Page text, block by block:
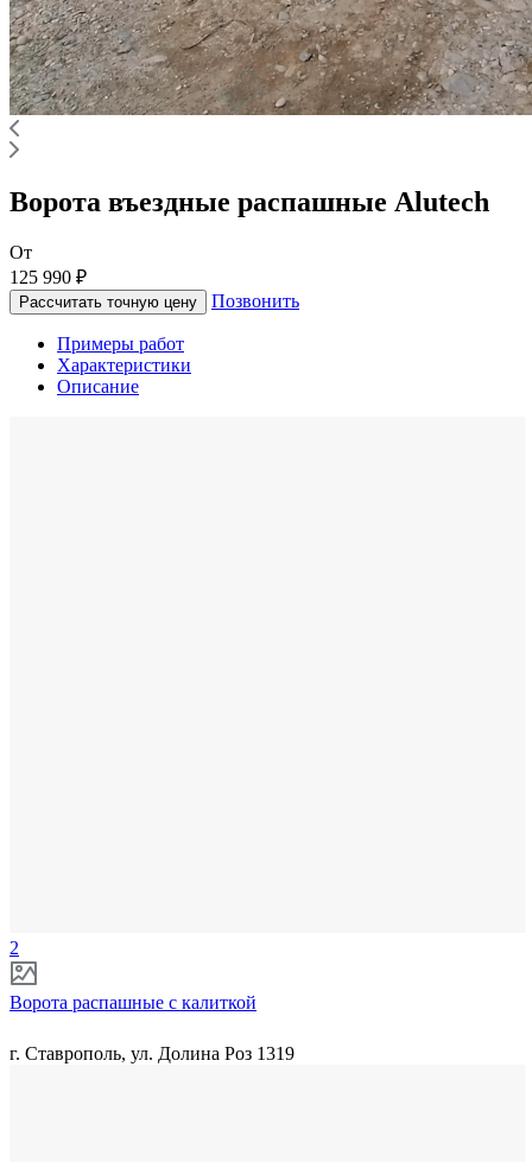
Ворота въездные распашные Alutech
От
125 990 ₽
Рассчитать точную цену Позвонить
Примеры работ
Характеристики
Описание
2
Ворота распашные с калиткой
г. Ставрополь, ул. Долина Роз 1319